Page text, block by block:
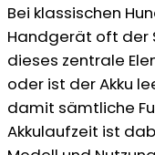
Bei klassischen
Handgerät oft der
dieses zentrale
oder ist der Akku
damit sämtliche
Akkulaufzeit ist